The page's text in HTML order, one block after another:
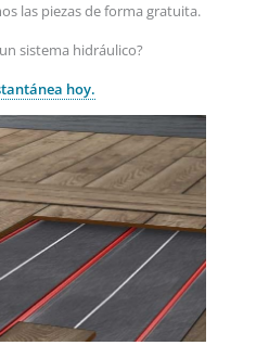
las piezas de forma gratuita.
sistema hidráulico?
hoy.